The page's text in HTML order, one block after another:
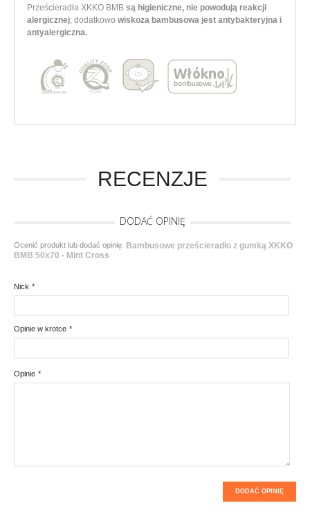
Prześcieradła XKKO BMB są higieniczne, nie powodują reakcji
alergicznej; dodatkowo wiskoza bambusowa jest antybakteryjna i
antyalergiczna.
RECENZJE
DODAĆ OPINIĘ
Ocenić produkt lub dodać opinię: Bambusowe prześcieradło z gumką XKKO
BMB 50x70 - Mint Cross
*
Nick
*
Opinie w krotce
*
Opinie
DODAĆ OPINIĘ